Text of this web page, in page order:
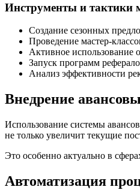
Инструменты и тактики
Создание сезонных
Проведение мастер-
Активное использование
Запуск программ
Анализ эффективности
Внедрение
Использование системы
не только увеличит текущие
Это особенно актуально в
Автоматизация